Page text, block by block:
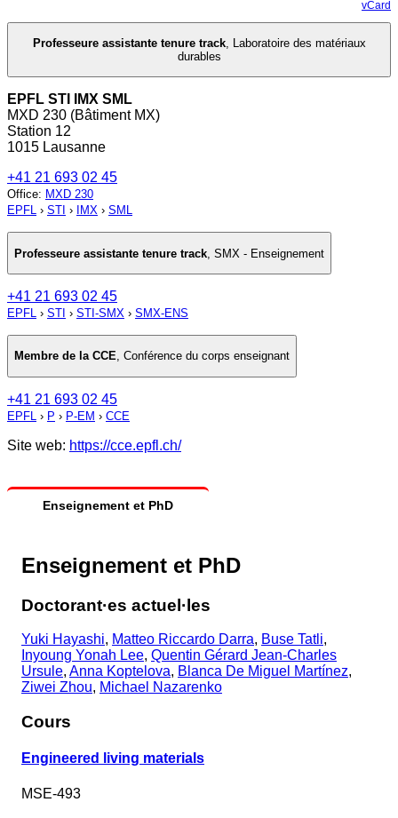
vCard
Professeure assistante tenure track, Laboratoire des matériaux
durables
EPFL STI IMX SML
MXD 230 (Bâtiment MX)
Station 12
1015 Lausanne
+41 21 693 02 45
Office: MXD 230
EPFL › STI › IMX › SML
Professeure assistante tenure track SMX - Enseignement
+41 21 693 02 45
EPFL › STI › STI-SMX › SMX-ENS
Membre de la CCE, Conférence du corps enseignant
+41 21 693 02 45
EPFL › P › P-EM › CCE
Site web: https://cce.epfl.ch/
Enseignement et PhD
Enseignement et PhD
Doctorant·es actuel·les
Yuki Hayashi, Matteo Riccardo Darra, Buse Tatli,
Inyoung Yonah Lee, Quentin Gérard Jean-Charles
Ursule, Anna Koptelova, Blanca De Miguel Martínez,
Ziwei Zhou, Michael Nazarenko
Cours
Engineered living materials
MSE-493